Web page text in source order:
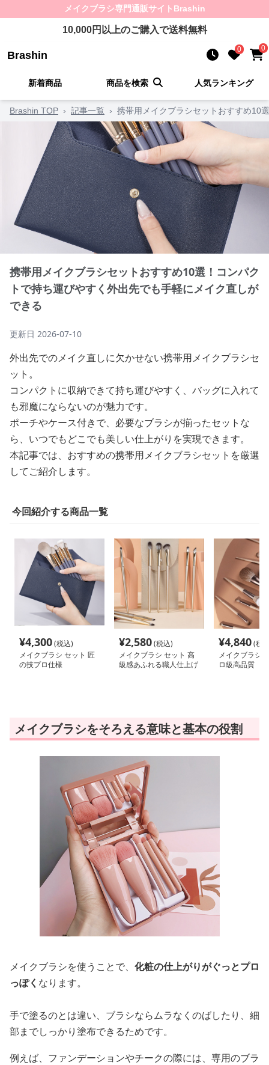
メイクブラシ専門通販サイト Brashin
10,000円以上のご購入で送料無料
Brashin 0 0
新着商品 商品を検索 人気ランキング
Brashin TOP › 記事一覧 › 携帯用メイクブラシセットおすすめ10
携帯用メイクブラシセットおすすめ10選！コンパク
トで持ち運びやすく外出先でも手軽にメイク直しが
できる
更新日 2026-07-10
外出先でのメイク直しに欠かせない携帯用メイクブラシセ
ット。
コンパクトに収納できて持ち運びやすく、バッグに入れて
も邪魔にならないのが魅力です。
ポーチやケース付きで、必要なブラシが揃ったセットな
ら、いつでもどこでも美しい仕上がりを実現できます。
本記事では、おすすめの携帯用メイクブラシセットを厳選
してご紹介します。
今回紹介する商品一覧
¥4,300(税込)
メイクブラシ セット 匠
の技プロ仕様
¥2,580(税込)
メイクブラシ セット 高
級感あふれる職人仕上げ
¥4,840(税
メイクブラシ
ロ級高品質
メイクブラシをそろえる意味と基本の役割
メイクブラシを使うことで、 化粧の仕上がりがぐっとプロ
っぽく なります。
手で塗るのとは違い、ブラシならムラなくのばしたり、細
部までしっかり塗布できるためです。
例えば、ファンデーションやチークの際には、専用のブラ